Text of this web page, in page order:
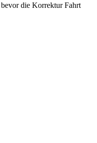
die Korrektur Fahrt